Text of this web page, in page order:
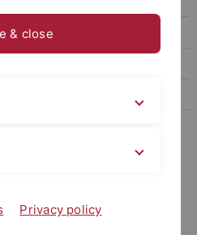
im Sport
in Sport
& close
Privacy policy